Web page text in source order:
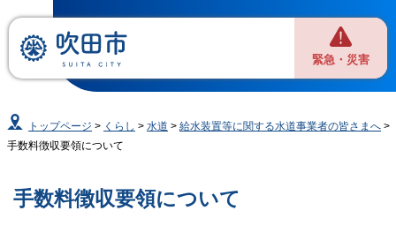
緊急・災害
トップページ > くらし >水道 >給水装置等に関する水道事業者の皆さまへ >
手数料徴収要領について
手数料徴収要領について